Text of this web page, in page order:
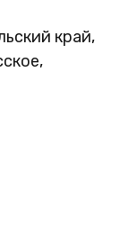
край,